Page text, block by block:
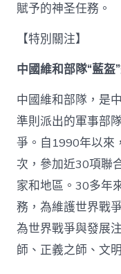
賦予的神圣任務。
【特別關注】
中國維和部隊“藍盔
中國維和部隊，是
準則派出的軍事部
爭。自1990年以來
次，參加近30項聯
家和地區。30多年
務，為維護世界戰
為世界戰爭與發展
師、正義之師、文